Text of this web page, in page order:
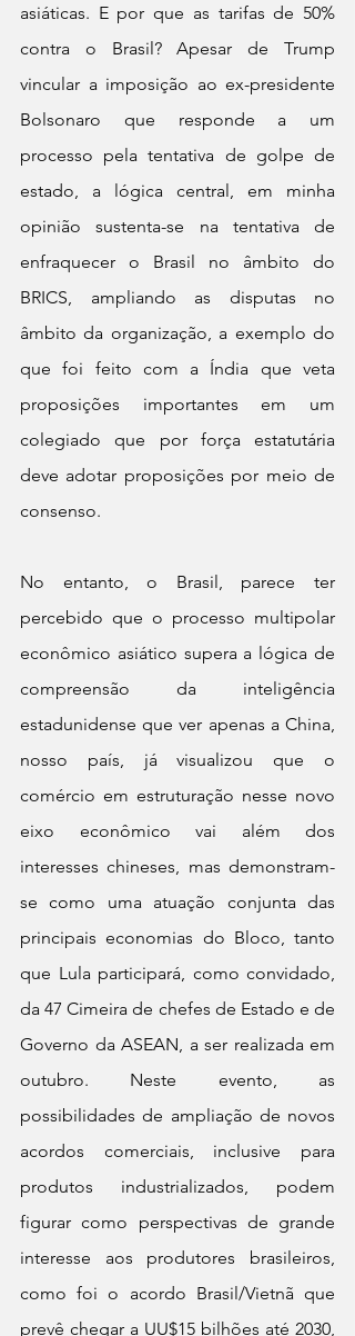
asiáticas. E por que as tarifas de 50%
contra o Brasil? Apesar de Trump
vincular a imposição ao ex-presidente
Bolsonaro que responde a um
processo pela tentativa de golpe de
estado, a lógica central, em minha
opinião sustenta-se na tentativa de
enfraquecer o Brasil no âmbito do
BRICS, ampliando as disputas no
âmbito da organização, a exemplo do
que foi feito com a Índia que veta
proposições importantes em um
colegiado que por força estatutária
deve adotar proposições por meio de
consenso.
No entanto, o Brasil, parece ter
percebido que o processo multipolar
econômico asiático supera a lógica de
compreensão da inteligência
estadunidense que ver apenas a China,
nosso país, já visualizou que o
comércio em estruturação nesse novo
eixo econômico vai além dos
interesses chineses, mas demonstram-
se como uma atuação conjunta das
principais economias do Bloco, tanto
que Lula participará, como convidado,
da 47 Cimeira de chefes de Estado e de
Governo da ASEAN, a ser realizada em
outubro. Neste evento, as
possibilidades de ampliação de novos
acordos comerciais, inclusive para
produtos industrializados, podem
figurar como perspectivas de grande
interesse aos produtores brasileiros,
como foi o acordo Brasil/Vietnã que
prevê chegar a UU$15 bilhões até 2030,